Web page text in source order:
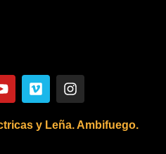
y Leña. Ambifuego.